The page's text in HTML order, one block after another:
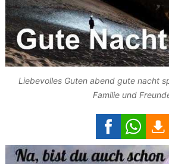
Liebevolles Guten abend gute nacht
Familie und